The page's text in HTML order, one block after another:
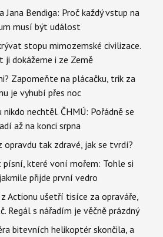
Jana Bendiga: Proč každý vstup na
musí být událost
stopu mimozemské civilizace.
ji dokážeme i ze Země
Zapomeňte na plácačku, trik za
je vyhubí přes noc
nechtěl. ČHMÚ: Pořádně se
až na konci srpna
opravdu tak zdravé, jak se tvrdí?
které voní mořem: Tohle si
přijde první vedro
Actionu ušetří tisíce za opraváře,
Regál s nářadím je věčně prázdný
bitevních helikoptér skončila, a